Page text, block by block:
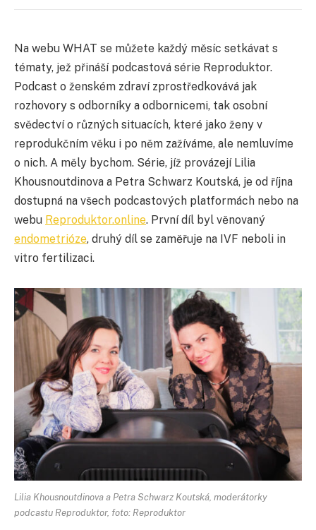
Na webu WHAT se můžete každý měsíc setkávat s
tématy, jež přináší podcastová série Reproduktor.
Podcast o ženském zdraví zprostředkovává jak
rozhovory s odborníky a odbornicemi, tak osobní
svědectví o různých situacích, které jako ženy v
reprodukčním věku i po něm zažíváme, ale nemluvíme
o nich. A měly bychom. Série, jíž provázejí Lilia
Khousnoutdinova a Petra Schwarz Koutská, je od října
dostupná na všech podcastových platformách nebo na
webu Reproduktor.online. První díl byl věnovaný
endometrióze, druhý díl se zaměřuje na IVF neboli in
vitro fertilizaci.
Lilia Khousnoutdinova a Petra Schwarz Koutská, moderátorky
podcastu Reproduktor, foto: Reproduktor